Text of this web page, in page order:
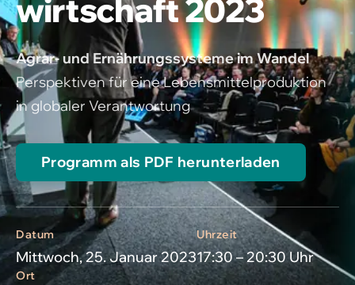
wirtschaft 2023
Agrar- und Ernährungssysteme im Wandel
Perspektiven für eine Lebensmittelproduktion
in globaler Verantwortung
Programm als PDF herunterladen
Datum
Mittwoch, 25. Januar 2023
Uhrzeit
17:30 – 20:30 Uhr
Ort